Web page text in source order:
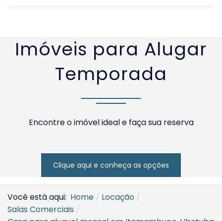
Imóveis para Alugar
Temporada
Encontre o imóvel ideal e faça sua reserva
Clique aqui e conheça as opções
Você está aqui: Home
Locação
Salas Comerciais